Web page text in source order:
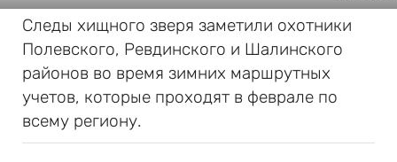
Следы хищного зверя заметили охотники
Полевского, Ревдинского и Шалинского
районов во время зимних маршрутных
учетов, которые проходят в феврале по
всему региону.